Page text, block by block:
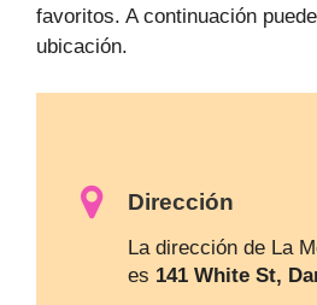
favoritos. A continuación
ubicación.
Dirección
La dirección de La
es 141 White St,